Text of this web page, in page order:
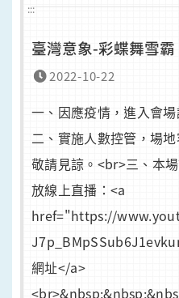
:::
臺灣意象-彩蝶舞雪霸
2022-10-22
一、因應疫情，進入會
二、實施人數控管，場
敬請見諒。<br>三、本
放線上直播：<a
href="https://
網址</a>